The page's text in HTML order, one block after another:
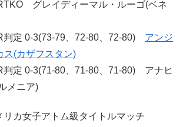
グレイディーマル・ルーゴ(ベネ
定 0-3(73-79、72-80、72-80) アンジ
ス(カザフスタン)
定 0-3(71-80、71-80、71-80) アナヒ
メニア)
カ女子アトム級タイトルマッチ